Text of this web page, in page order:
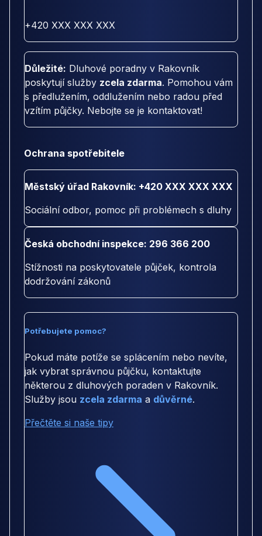
+420 XXX XXX XXX
Důležité: Dluhové poradny v Rakovník
poskytují služby zcela zdarma. Pomohou vám
s předlužením, oddlužením nebo radou před
vzítím půjčky. Nebojte se je kontaktovat!
Ochrana spotřebitele
Městský úřad Rakovník: +420 XXX XXX XXX
Sociální odbor, pomoc při problémech s dluhy
Česká obchodní inspekce: 296 366 200
Stížnosti na poskytovatele půjček, kontrola
dodržování zákonů
Potřebujete pomoc?
Pokud máte potíže se splácením nebo nevíte,
jak vybrat správnou půjčku, kontaktujte
některou z dluhových poraden v Rakovník.
Služby jsou zcela zdarma a důvěrné.
Přečtěte si naše tipy